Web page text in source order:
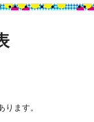
ます。